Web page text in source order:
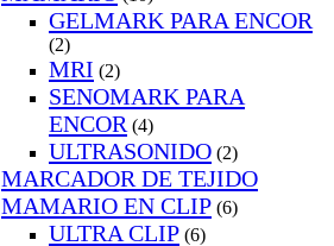
GELMARK PARA ENCOR
(2)
MRI (2)
SENOMARK PARA
ENCOR (4)
ULTRASONIDO (2)
MARCADOR DE TEJIDO
MAMARIO EN CLIP (6)
ULTRA CLIP (6)